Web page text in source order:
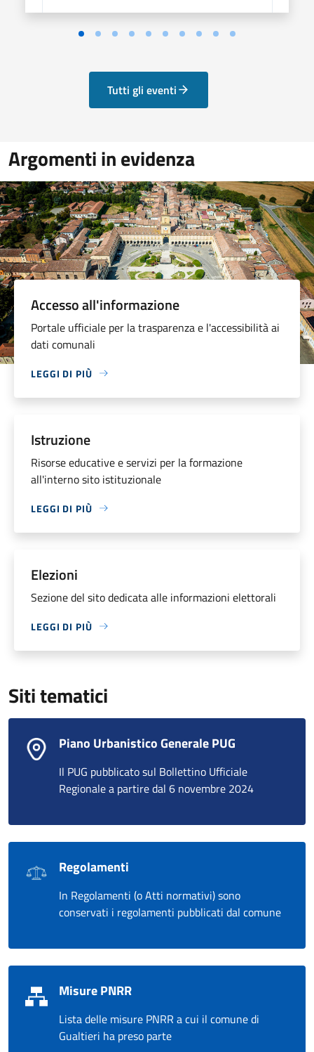
Vai alla slide 1
Vai alla slide 2
Vai alla slide 3
Vai alla slide 4
Vai alla slide 5
Vai alla slide 6
Vai alla slide 7
Vai alla slide 8
Vai alla slide 9
Vai alla slide 10
Tutti gli eventi
Argomenti in evidenza
Accesso all'informazione
Portale ufficiale per la trasparenza e l'accessibilità ai
dati comunali
LEGGI DI PIÙ
Istruzione
Risorse educative e servizi per la formazione
all'interno sito istituzionale
LEGGI DI PIÙ
Elezioni
Sezione del sito dedicata alle informazioni elettorali
LEGGI DI PIÙ
Siti tematici
Piano Urbanistico Generale PUG
Il PUG pubblicato sul Bollettino Ufficiale
Regionale a partire dal 6 novembre 2024
Regolamenti
In Regolamenti (o Atti normativi) sono
conservati i regolamenti pubblicati dal comune
Misure PNRR
Lista delle misure PNRR a cui il comune di
Gualtieri ha preso parte